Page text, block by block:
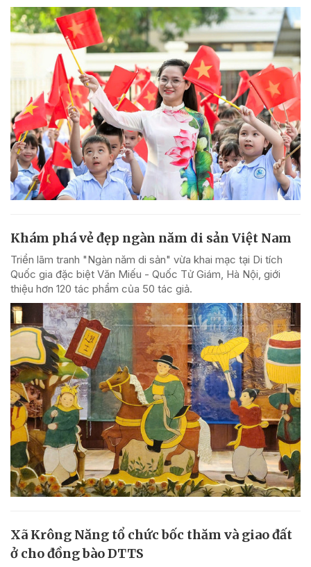
Khám phá vẻ đẹp ngàn năm di sản Việt Nam
Triển lãm tranh "Ngàn năm di sản" vừa khai mạc tại Di tích
Quốc gia đặc biệt Văn Miếu - Quốc Tử Giám, Hà Nội, giới
thiệu hơn 120 tác phẩm của 50 tác giả.
Xã Krông Năng tổ chức bốc thăm và giao đất
ở cho đồng bào DTTS